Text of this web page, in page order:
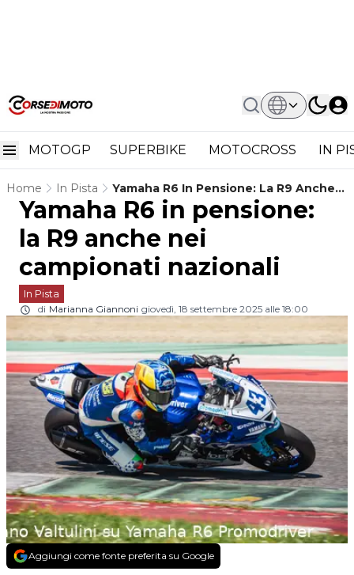
MOTOGP SUPERBIKE MOTOCROSS IN
Home In Pista
Yamaha R6 In Pensione: La R9 Anche
Nei Campionati Nazionali
Yamaha R6 in pensione:
la R9 anche nei
campionati nazionali
In Pista
di Marianna Giannoni giovedì, 18 settembre 2025 alle 18:00
Aggiungi come fonte preferita su Google